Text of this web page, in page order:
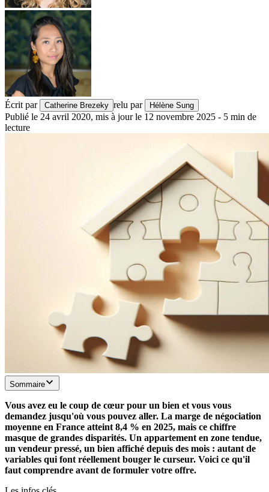
Écrit par Catherine Brezeky relu par Hélène Sung
Publié le 24 avril 2020, mis à jour le 12 novembre 2025 - 5 min de
lecture
Sommaire
Vous avez eu le coup de cœur pour un bien et vous vous
demandez jusqu'où vous pouvez aller. La marge de négociation
moyenne en France atteint 8,4 % en 2025, mais ce chiffre
masque de grandes disparités. Un appartement en zone tendue,
un vendeur pressé, un bien affiché depuis des mois : autant de
variables qui font réellement bouger le curseur. Voici ce qu'il
faut comprendre avant de formuler votre offre.